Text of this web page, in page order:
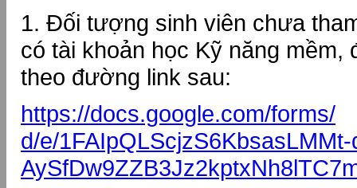
1. Đối tượng sinh viên chưa
có tài khoản học Kỹ năng mềm,
theo đường link sau:
https://docs.google.com/forms/
d/e/1FAIpQLScjzS6KbsasLMMt-